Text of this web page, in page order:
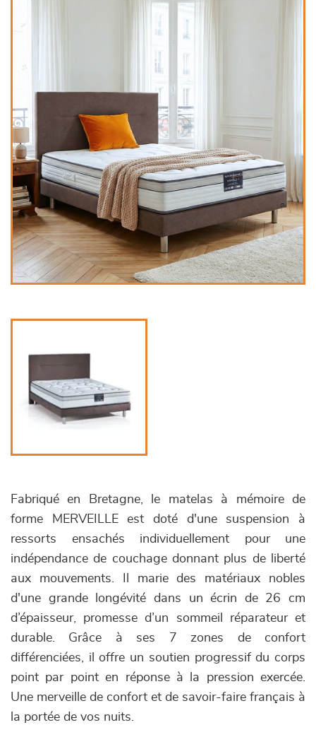
Fabriqué en Bretagne, le matelas à mémoire de
forme MERVEILLE est doté d'une suspension à
ressorts ensachés individuellement pour une
indépendance de couchage donnant plus de liberté
aux mouvements. Il marie des matériaux nobles
d'une grande longévité dans un écrin de 26 cm
d’épaisseur, promesse d’un sommeil réparateur et
durable. Grâce à ses 7 zones de confort
différenciées, il offre un soutien progressif du corps
point par point en réponse à la pression exercée.
Une merveille de confort et de savoir-faire français à
la portée de vos nuits.